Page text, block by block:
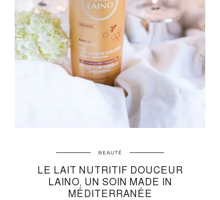
BEAUTÉ
LE LAIT NUTRITIF DOUCEUR
LAINO, UN SOIN MADE IN
MÉDITERRANÉE